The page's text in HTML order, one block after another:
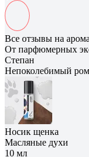
Все отзывы на
От парфюмерных
Степан
Непоколебимый
Носик щенка
Масляные духи
10 мл